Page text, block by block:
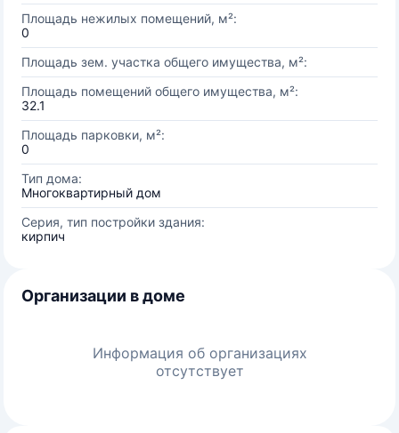
Площадь нежилых помещений, м²:
0
Площадь зем. участка общего имущества, м²:
Площадь помещений общего имущества, м²:
32.1
Площадь парковки, м²:
0
Тип дома:
Многоквартирный дом
Серия, тип постройки здания:
кирпич
Организации в доме
Информация об организациях
отсутствует